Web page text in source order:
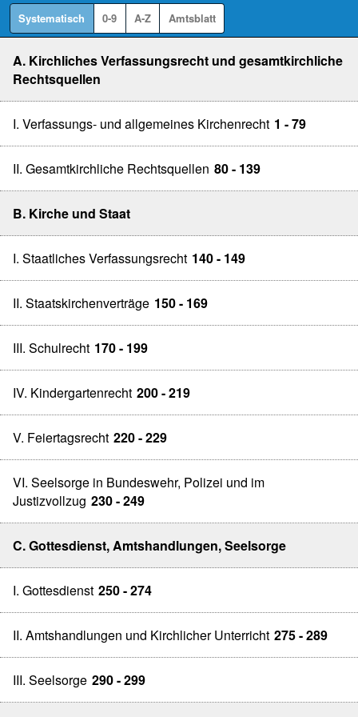
Systematisch 0-9 A-Z Amtsblatt
A. Kirchliches Verfassungsrecht und gesamtkirchliche
Rechtsquellen
I. Verfassungs- und allgemeines Kirchenrecht 1 - 79
II. Gesamtkirchliche Rechtsquellen 80 - 139
B. Kirche und Staat
I. Staatliches Verfassungsrecht 140 - 149
II. Staatskirchenverträge 150 - 169
III. Schulrecht 170 - 199
IV. Kindergartenrecht 200 - 219
V. Feiertagsrecht 220 - 229
VI. Seelsorge in Bundeswehr, Polizei und im
Justizvollzug 230 - 249
C. Gottesdienst, Amtshandlungen, Seelsorge
I. Gottesdienst 250 - 274
II. Amtshandlungen und Kirchlicher Unterricht 275 - 289
III. Seelsorge 290 - 299